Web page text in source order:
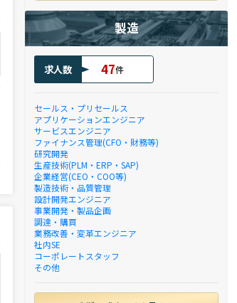
製造
求人数 47件
セールス・プリセールス
アプリケーションエンジニア
サービスエンジニア
ファイナンス管理(CFO・財務等)
研究開発
生産技術(PLM・ERP・SAP)
企業経営(CEO・COO等)
製造技術・品質管理
設計開発エンジニア
事業開発・製品企画
調達・購買
業務改善・変革エンジニア
社内SE
コーポレートスタッフ
その他